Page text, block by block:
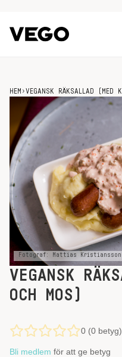
HEM ›VEGANSK RÄKSALLAD (MED
Fotograf: Mattias Kristiansson
VEGANSK
OCH MOS)
0 (0 betyg)
Bli medlem för att ge betyg